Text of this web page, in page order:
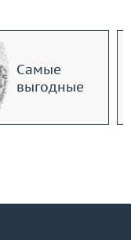
Самые
выгодные